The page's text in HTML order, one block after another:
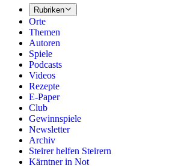
Rubriken
Orte
Themen
Autoren
Spiele
Podcasts
Videos
Rezepte
E-Paper
Club
Gewinnspiele
Newsletter
Archiv
Steirer helfen Steirern
Kärntner in Not